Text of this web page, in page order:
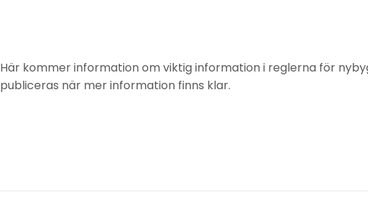
Här kommer information om viktig information i reglerna för
publiceras när mer information finns klar.